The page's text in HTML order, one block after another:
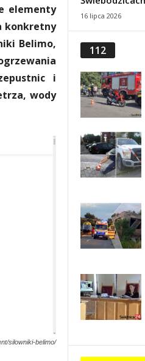
elementy
konkretny
Belimo,
i
wody
silowniki-belimo/
16 lipca 2026
112